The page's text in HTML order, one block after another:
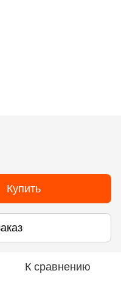
Купить
К сравнению